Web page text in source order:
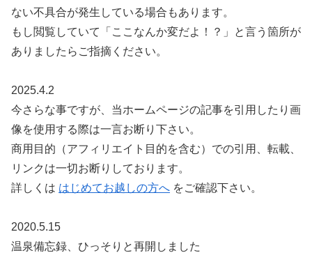
ない不具合が発生している場合もあります。
もし閲覧していて「ここなんか変だよ！？」と言う箇所が
ありましたらご指摘ください。
2025.4.2
今さらな事ですが、当ホームページの記事を引用したり画
像を使用する際は一言お断り下さい。
商用目的（アフィリエイト目的を含む）での引用、転載、
リンクは一切お断りしております。
詳しくは はじめてお越しの方へ をご確認下さい。
2020.5.15
温泉備忘録、ひっそりと再開しました